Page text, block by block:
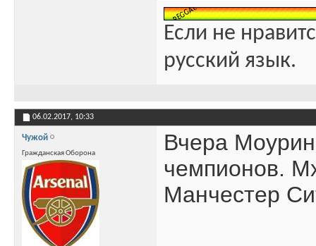
Если не
русский язык.
06.02.2017, 10:33
Чужой
Гражданская Оборона
Вчера
чемпионов.
Манчестер